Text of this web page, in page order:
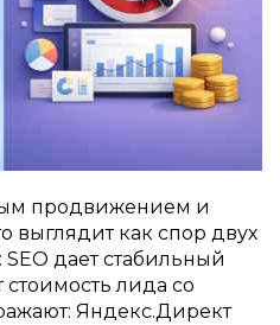
продвижением и
выглядит как спор двух
дает стабильный
стоимость лида со
Яндекс.Директ